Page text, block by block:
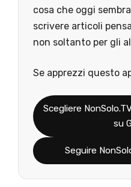
cosa che oggi
scrivere articoli
non soltanto per gli
Se apprezzi questo
Scegliere
su
Seguire